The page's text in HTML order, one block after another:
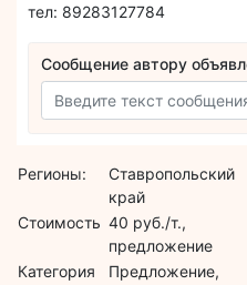
тел: 89283127784
Сообщение автору
Регионы:
Ставропольский
край
Стоимость 40 руб./т.,
предложение
Категория
Предложение,